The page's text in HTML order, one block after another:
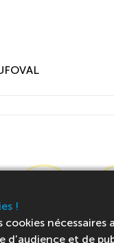
Grands jeux
!
cookies
d’audience et de